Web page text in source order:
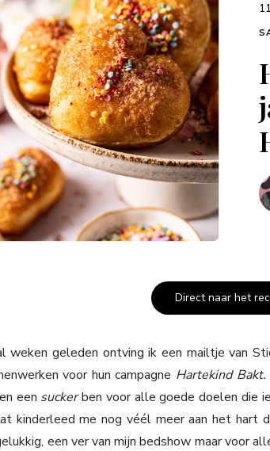
Direct naar het
weken geleden ontving ik een mailtje van
voor hun campagne Hartekind Bakt.
een suckerben voor alle goede doelen die
kinderleed me nog véél meer aan het hart
een ver van mijn bedshow maar voor